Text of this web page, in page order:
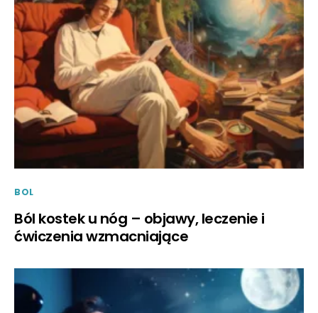
BOL
Ból kostek u nóg – objawy, leczenie i
ćwiczenia wzmacniające